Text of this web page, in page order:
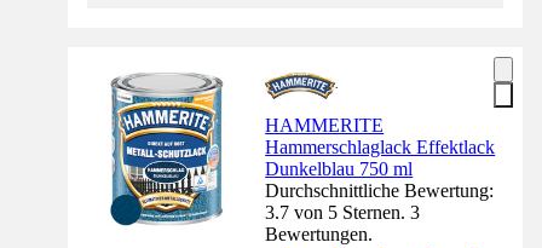
HAMMERITE
Hammerschlaglack Effektlack
Dunkelblau 750 ml
Durchschnittliche Bewertung:
3.7 von 5 Sternen. 3
Bewertungen.